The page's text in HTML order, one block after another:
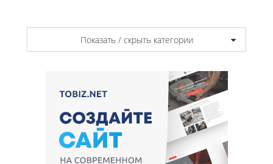
Показать / скрыть категории